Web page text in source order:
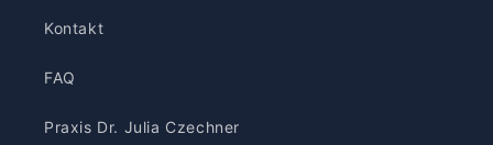
Kontakt
FAQ
Praxis Dr. Julia Czechner